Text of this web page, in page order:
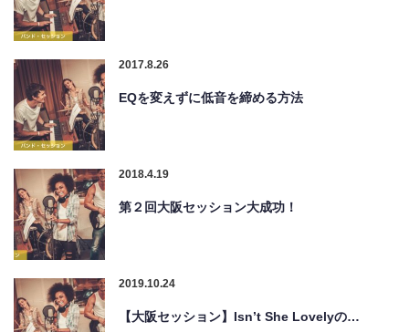
2017.8.26
EQを変えずに低音を締める方法
2018.4.19
第２回大阪セッション大成功！
2019.10.24
【大阪セッション】Isn’t She Lovelyの…